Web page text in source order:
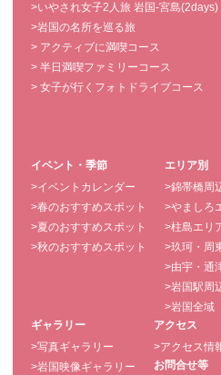
>いやされ女子2人旅 岩国-宮島(2days)
>岩国の名所を巡る旅
> アクティブに満喫コース
> 半日満喫ファミリーコース
> 女子が行くフォトドライブコース
イベント・季節
>イベントカレンダー
>春のおすすめスポット
>夏のおすすめスポット
>秋のおすすめスポット
エリア別
>錦帯橋周
>やましろ
>柱島エリ
>玖珂・周
>由宇・通
>岩国駅周
>岩国全域
ギャラリー
>写真ギャラリー
>岩国映像ギャラリー
アクセス
>アクセス情
お問合せ等